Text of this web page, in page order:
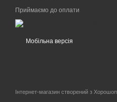
Приймаємо до оплати
Мобільна версія
Інтернет-магазин створений з Хорошоп